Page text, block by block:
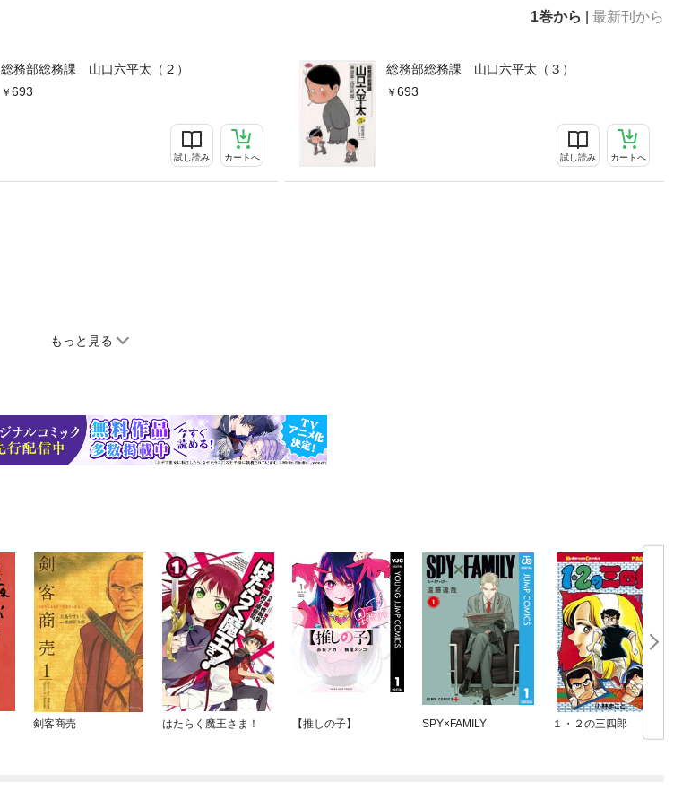
1巻から 最新刊から
総務部総務課 山口六平太（２）
693
試し読み カートへ
総務部総務課 山口六平太（３）
693
試し読み カートへ
もっと見る
剣客商売 はたらく魔王さま！ 【推しの子】 SPY×FAMILY １・２の三四郎